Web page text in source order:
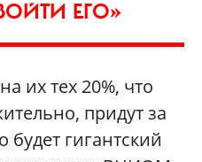
ЕГО»
их тех 20%, что
придут за
будет гигантский